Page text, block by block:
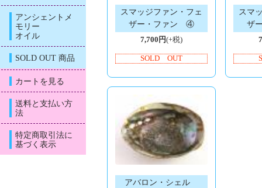
アンシェントメ
モリー
オイル
SOLD OUT 商品
カートを見る
送料と支払い方
法
特定商取引法に
基づく表示
スマッジファン・フェ
ザー・ファン ④
7,700円(+税)
SOLD OUT
スマ
ザ
アバロン・シェル